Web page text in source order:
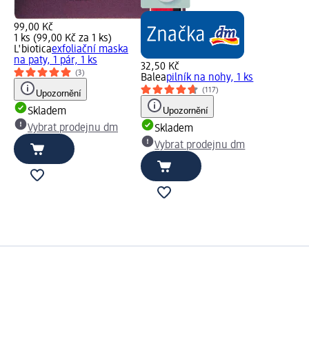
99,00 Kč
1 ks (99,00 Kč za 1 ks)
L'bioticaexfoliační maska
na paty, 1 pár, 1 ks
(3)
Upozornění
Skladem
Vybrat prodejnu dm
32,50 Kč
Baleapilník na nohy, 1 ks
(117)
Upozornění
Skladem
Vybrat prodejnu dm